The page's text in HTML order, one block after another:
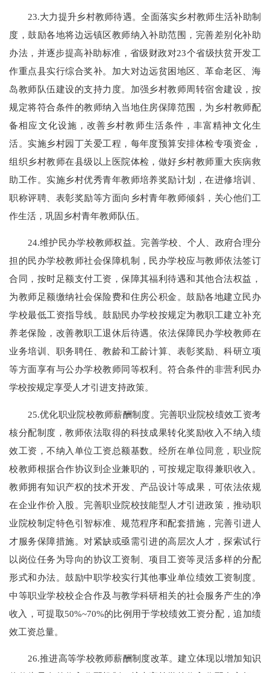
23.大力提升乡村教师待遇。全面落实乡村教师生活补助制
度，鼓励各地将边远镇区教师纳入补助范围，完善差别化补助
办法，并逐步提高补助标准，省级财政对23个省级扶贫开发工
作重点县实行综合奖补。加大对边远贫困地区、革命老区、海
岛教师队伍建设的支持力度。加强乡村教师周转宿舍建设，按
规定将符合条件的教师纳入当地住房保障范围，为乡村教师配
备相应文化设施，改善乡村教师生活条件，丰富精神文化生
活。实施乡村园丁关爱工程，每年度预算安排体检专项资金，
组织乡村教师在县级以上医院体检，做好乡村教师重大疾病救
助工作。实施乡村优秀青年教师培养奖励计划，在进修培训、
职称评聘、表彰奖励等方面向乡村青年教师倾斜，关心他们工
作生活，巩固乡村青年教师队伍。
24.维护民办学校教师权益。完善学校、个人、政府合理分
担的民办学校教师社会保障机制，民办学校应与教师依法签订
合同，按时足额支付工资，保障其福利待遇和其他合法权益，
为教师足额缴纳社会保险费和住房公积金。鼓励各地建立民办
学校最低工资指导线。鼓励民办学校按规定为教职工建立补充
养老保险，改善教职工退休后待遇。依法保障民办学校教师在
业务培训、职务聘任、教龄和工龄计算、表彰奖励、科研立项
等方面享有与公办学校教师同等权利。符合条件的非营利民办
学校按规定享受人才引进支持政策。
25.优化职业院校教师薪酬制度。完善职业院校绩效工资考
核分配制度，教师依法取得的科技成果转化奖励收入不纳入绩
效工资，不纳入单位工资总额基数。经所在单位同意，职业院
校教师根据合作协议到企业兼职的，可按规定取得兼职收入。
教师拥有知识产权的技术开发、产品设计等成果，可依法依规
在企业作价入股。完善职业院校技能型人才引进政策，推动职
业院校制定特色引智标准、规范程序和配套措施，完善引进人
才服务保障措施。对紧缺或亟需引进的高层次人才，探索试行
以岗位任务为导向的协议工资制、项目工资等灵活多样的分配
形式和办法。鼓励中职学校实行其他事业单位绩效工资制度。
中等职业学校校企合作及与教学科研相关的社会服务产生的净
收入，可提取50%~70%的比例用于学校绩效工资分配，追加绩
效工资总量。
26.推进高等学校教师薪酬制度改革。建立体现以增加知识